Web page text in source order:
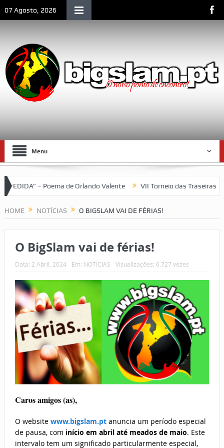
07 Agosto, 2026
Menu
– Poema de Orlando Valente VII Torneio das Traseiras –
HOME NOTÍCIAS O BIGSLAM VAI DE FÉRIAS!
O BigSlam vai de férias!
Data: 2 Abril, 2024 Em: NOTÍCIAS Visualizações: 6.727 vezes
Caros amigos (as),
O website www.bigslam.ptanuncia um período especial
de pausa, com início em abril até meados de maio. Este
intervalo tem um significado particularmente especial,